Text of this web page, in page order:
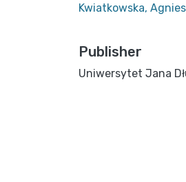
Kwiatkowska,
Publisher
Uniwersytet Jana